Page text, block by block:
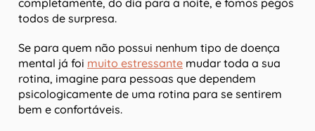
completamente, do dia para a noite, e fomos pegos
todos de surpresa.
Se para quem não possui nenhum tipo de doença
mental já foi muito estressante mudar toda a sua
rotina, imagine para pessoas que dependem
psicologicamente de uma rotina para se sentirem
bem e confortáveis.